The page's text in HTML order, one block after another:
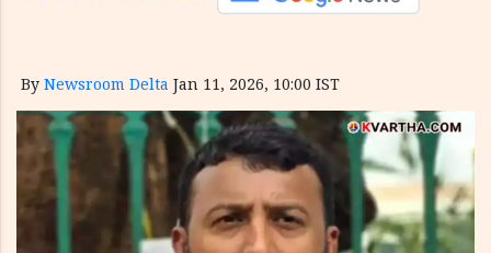
By Newsroom Delta Jan 11, 2026, 10:00 IST